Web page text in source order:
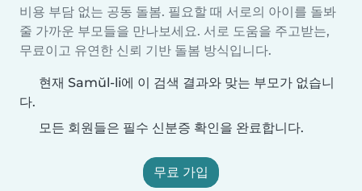
비용 부담 없는 공동 돌봄. 필요할 때 서로의 아이를 돌봐
줄 가까운 부모들을 만나보세요. 서로 도움을 주고받는,
무료이고 유연한 신뢰 기반 돌봄 방식입니다.
현재 Samŭl-li에 이 검색 결과와 맞는 부모가 없습니
다.
모든 회원들은 필수 신분증 확인을 완료합니다.
무료 가입